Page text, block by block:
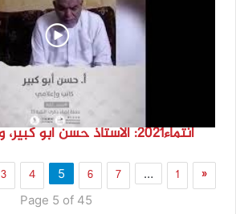
انتماء2021: الاستاذ حسن ابو كبير، وإعلامي، الاردن
«
1
…
3 4 5 6 7
Page 5 of 45